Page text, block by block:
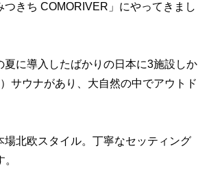
きち COMORIVER」にやってきまし
に導入したばかりの日本に3施設しか
サウナがあり、大自然の中でアウトド
北欧スタイル。丁寧なセッティング